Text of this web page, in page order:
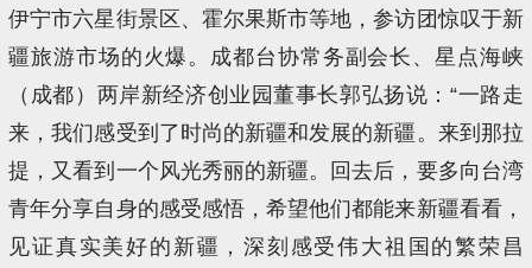
伊宁市六星街景区、霍尔果斯市等地，参访团惊叹于新
疆旅游市场的火爆。成都台协常务副会长、星点海峡
（成都）两岸新经济创业园董事长郭弘扬说：“一路走
来，我们感受到了时尚的新疆和发展的新疆。来到那拉
提，又看到一个风光秀丽的新疆。回去后，要多向台湾
青年分享自身的感受感悟，希望他们都能来新疆看看，
见证真实美好的新疆，深刻感受伟大祖国的繁荣昌